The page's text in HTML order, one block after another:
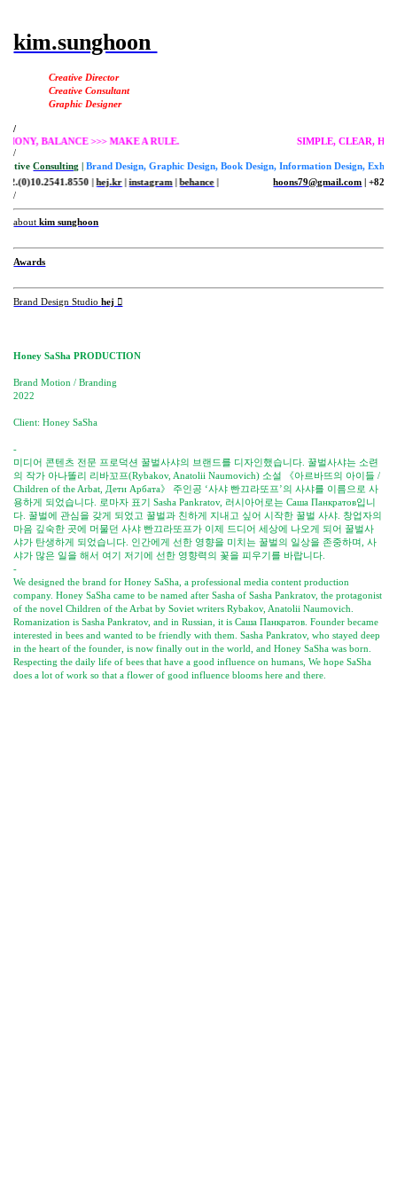
kim.sunghoon
Creative Director
Creative Consultant
Graphic Designer
/
SIMPLE,
HARMONY, BALANCE >>> MAKE A RULE.
/
Consulting| Brand Design, Graphic Design, Book Design, Information Design,
hoons79@gmail.com|
|hej.kr|instagram|behance|
/
aboutkim sunghoon
Awards
Brand Design Studiohej ︎︎︎
Honey SaSha PRODUCTION
Brand Motion / Branding
2022
Client: Honey SaSha
-
미디어 콘텐츠 전문 프로덕션 꿀벌사샤의 브랜드를 디자인했습니다. 꿀벌사샤는 소련
의 작가 아나똘리 리바꼬프(Rybakov, Anatolii Naumovich) 소설 《아르바뜨의 아이들 /
Children of the Arbat, Дети Арбата》 주인공 ‘사샤 빤끄라또프’의 사샤를 이름으로 사
용하게 되었습니다. 로마자 표기 Sasha Pankratov, 러시아어로는 Саша Панкратов입니
다. 꿀벌에 관심을 갖게 되었고 꿀벌과 친하게 지내고 싶어 시작한 꿀벌 사샤. 창업자의
마음 깊숙한 곳에 머물던 사샤 빤끄라또프가 이제 드디어 세상에 나오게 되어 꿀벌사
샤가 탄생하게 되었습니다. 인간에게 선한 영향을 미치는 꿀벌의 일상을 존중하며, 사
샤가 많은 일을 해서 여기 저기에 선한 영향력의 꽃을 피우기를 바랍니다.
-
We designed the brand for Honey SaSha, a professional media content production
company. Honey SaSha came to be named after Sasha of Sasha Pankratov, the protagonist
of the novel Children of the Arbat by Soviet writers Rybakov, Anatolii Naumovich.
Romanization is Sasha Pankratov, and in Russian, it is Саша Панкратов. Founder became
interested in bees and wanted to be friendly with them. Sasha Pankratov, who stayed deep
in the heart of the founder, is now finally out in the world, and Honey SaSha was born.
Respecting the daily life of bees that have a good influence on humans, We hope SaSha
does a lot of work so that a flower of good influence blooms here and there.